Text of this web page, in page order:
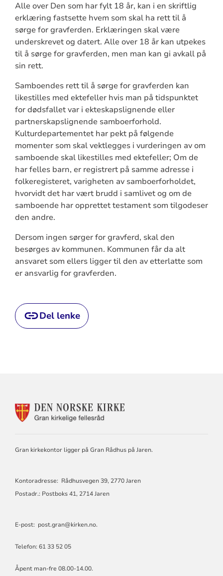
Alle over Den som har fylt 18 år, kan i en skriftlig
erklæring fastsette hvem som skal ha rett til å
sørge for gravferden. Erklæringen skal være
underskrevet og datert. Alle over 18 år kan utpekes
til å sørge for gravferden, men man kan gi avkall på
sin rett.
Samboendes rett til å sørge for gravferden kan
likestilles med ektefeller hvis man på tidspunktet
for dødsfallet var i ekteskapslignende eller
partnerskapslignende samboerforhold.
Kulturdepartementet har pekt på følgende
momenter som skal vektlegges i vurderingen av om
samboende skal likestilles med ektefeller; Om de
har felles barn, er registrert på samme adresse i
folkeregisteret, varigheten av samboerforholdet,
hvorvidt det har vært brudd i samlivet og om de
samboende har opprettet testament som tilgodeser
den andre.
Dersom ingen sørger for gravferd, skal den
besørges av kommunen. Kommunen får da alt
ansvaret som ellers ligger til den av etterlatte som
er ansvarlig for gravferden.
Del lenke
KONTAKTINFORMASJON
FELLESRÅD
Gran kirkekontor ligger på Gran Rådhus på Jaren.
Kontoradresse: Rådhusvegen 39, 2770 Jaren
Postadr.: Postboks 41, 2714 Jaren
E-post: post.gran@kirken.no.
Telefon: 61 33 52 05
Åpent man-fre 08.00-14.00.